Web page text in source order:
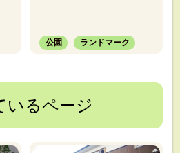
公園 ランドマーク
いるページ